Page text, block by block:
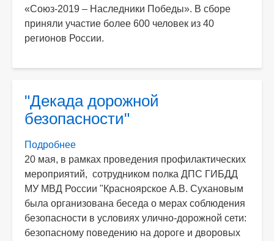
«Союз-2019 – Наследники Победы». В сборе
приняли участие более 600 человек из 40
регионов России.
"Декада дорожной
безопасности"
Подробнее
"Декада
дорожной
безопасности"
20 мая, в рамках проведения профилактических
мероприятий, сотрудником полка ДПС ГИБДД
МУ МВД России "Красноярское А.В. Сухановым
была организована беседа о мерах соблюдения
безопасности в условиях улично-дорожной сети:
безопасному поведению на дороге и дворовых